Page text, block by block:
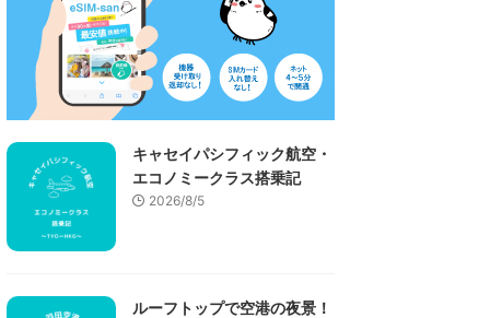
キャセイパシフィック航空・
エコノミークラス搭乗記
2026/8/5
ルーフトップで空港の夜景！